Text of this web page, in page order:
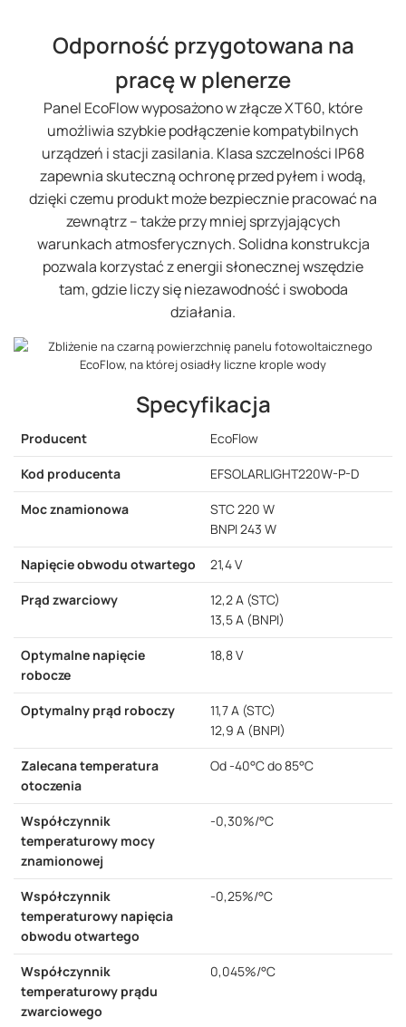
Odporność przygotowana na
pracę w plenerze
Panel EcoFlow wyposażono w złącze XT60, które
umożliwia szybkie podłączenie kompatybilnych
urządzeń i stacji zasilania. Klasa szczelności IP68
zapewnia skuteczną ochronę przed pyłem i wodą,
dzięki czemu produkt może bezpiecznie pracować na
zewnątrz – także przy mniej sprzyjających
warunkach atmosferycznych. Solidna konstrukcja
pozwala korzystać z energii słonecznej wszędzie
tam, gdzie liczy się niezawodność i swoboda
działania.
Specyfikacja
Producent EcoFlow
Kod producenta EFSOLARLIGHT220W-P-D
Moc znamionowa
STC 220 W
BNPI 243 W
Napięcie obwodu otwartego 21,4 V
Prąd zwarciowy
12,2 A (STC)
13,5 A (BNPI)
Optymalne napięcie
robocze
18,8 V
Optymalny prąd roboczy
11,7 A (STC)
12,9 A (BNPI)
Zalecana temperatura
otoczenia
Od -40°C do 85°C
Współczynnik
temperaturowy mocy
znamionowej
-0,30%/°C
Współczynnik
temperaturowy napięcia
obwodu otwartego
-0,25%/°C
Współczynnik
temperaturowy prądu
zwarciowego
0,045%/°C